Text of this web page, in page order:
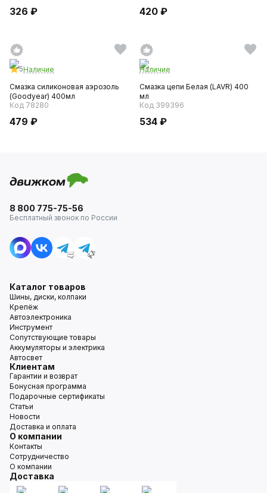
326 ₽ 420 ₽
5Наличие
Смазка силиконовая аэрозоль
(Goodyear) 400мл
Код 78280
479 ₽
Наличие
Смазка цепи Белая (LAVR) 400
мл
Код 399396
534 ₽
8 800 775-75-56
Бесплатный звонок по России
Каталог товаров
Шины, диски, колпаки
Крепёж
Автоэлектроника
Инструмент
Сопутствующие товары
Аккумуляторы и электрика
Автосвет
Клиентам
Гарантии и возврат
Бонусная программа
Подарочные сертификаты
Статьи
Новости
Доставка и оплата
О компании
Контакты
Сотрудничество
О компании
Доставка